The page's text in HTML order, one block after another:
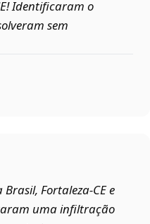
Identificaram o
sem
Fortaleza‑CE e
uma infiltração